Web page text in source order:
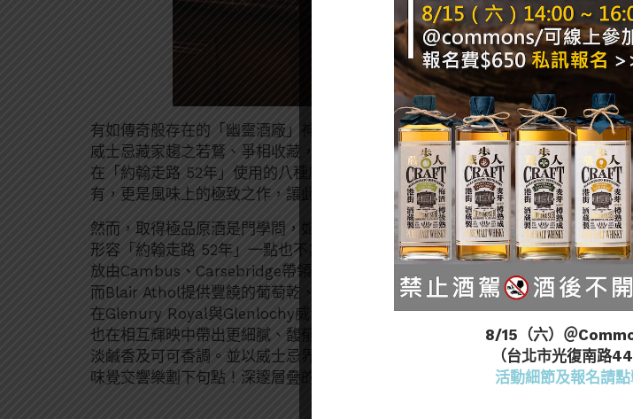
有如傳奇般存在的「幽靈酒廠」神秘珍稀，其窖藏原酒有著「喝一滴即少一滴」
威士忌藏家趨之若鶩、爭相收藏，就為了品嚐這曠世絕響。Emma Walker 承襲
在「約翰走路 52年」使用的八種威士忌原液中，史無前例地取自高達六家幽靈酒廠
有，更是風味上的極致之作，讓此限量瓶的收藏價值更顯奢華珍奇。
然而，取得極品原酒是門學問，如何喚醒經典，為沈睡酒液賦予生命，更是考驗功
形容「約翰走路 52年」一點也不為過，富含珍稀高年份的原酒，以精湛的融合工
放由Cambus、Carsebridge帶領的濃郁香草、太妃糖與香料氣息，並交織茶葉與
而Blair Athol提供豐饒的葡萄乾、黑醋栗與熱帶水果果香，一層一層堆疊出木質
在Glenury Royal與Glenlochy威士忌襯托下，賦予酒體醇厚質感，甘甜多汁的莓
也在相互輝映中帶出更細膩、馥郁口感。最後，尾韻以Glen Albyn、Dalwhinnie
淡鹹香及可可香調。並以威士忌界尊為「窖藏遺產」的Brora酒廠特有的藍紋乳酪
味覺交響樂劃下句點！深邃層疊的滋味餘韻繚繞，入口之際即體驗其不斐價值。
8/15（六）＠
（台北市光復南路
活動細節及報名請